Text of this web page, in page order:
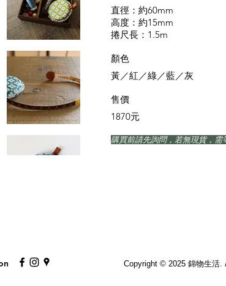
直徑：約60mm
高度：約15mm
​捲尺長：1.5m
​顏色
黃／紅／綠／藍／灰
售價
1870元
購買前請先詢問，若無現貨，需
us on Copyright © 2025 錦物生活.